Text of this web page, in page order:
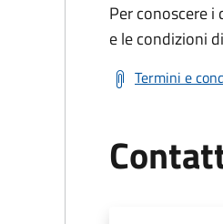
Per conoscere
e le condizioni
Termini e